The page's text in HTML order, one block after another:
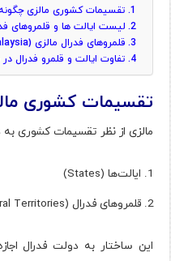
تقسیمات کشوری مالزی
لیست ایالت ها و قلمروهای
قلمروهای فدرال مالزی (Federal Territories of Malaysia)
تفاوت ایالت و قلمرو فدرال
تقسیمات کشوری
مالزی از نظر تقسیمات کشوری
ایالت‌ها (States)
قلمروهای فدرال (Federal Territories)
این ساختار به دولت فدرال